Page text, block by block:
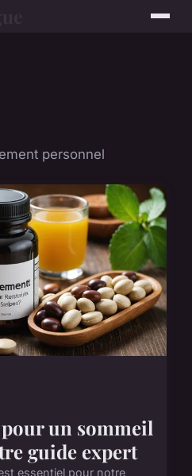
personnel
un sommeil
guide expert
essentiel pour notre